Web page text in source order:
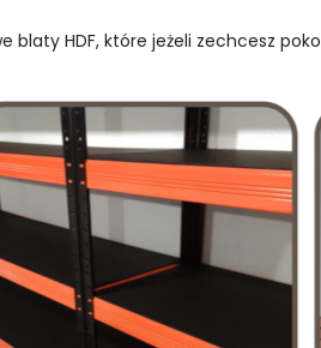
blaty HDF, które jeżeli zechcesz